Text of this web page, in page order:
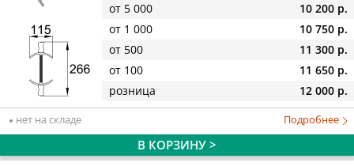
от 5 000
10 200 р.
от 1 000
10 750 р.
от 500
11 300 р.
от 100
11 650 р.
розница
12 000 р.
нет на складе Подробнее
В КОРЗИНУ >